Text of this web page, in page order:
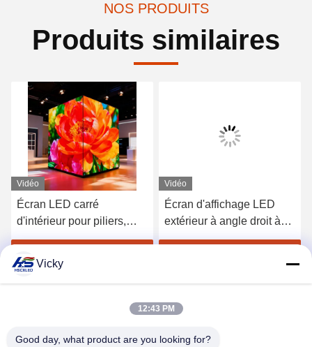
NOS PRODUITS
Produits similaires
Vidéo
Écran LED carré
d'intérieur pour piliers,
forme de colonne à 90
degrés, écran d'affichage
LED pour poteaux
verticaux
Obtenez le meilleur prix
Vidéo
Écran d'affichage LED
extérieur à angle droit à
90 degrés
Vicky
12:43 PM
Good day, what product are you looking for?